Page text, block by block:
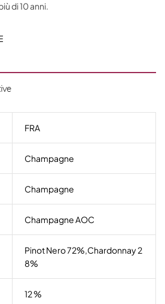
di 10 anni.
FRA
Champagne
Champagne
Champagne AOC
Pinot Nero 72%,Chardonnay 2
8%
12 %